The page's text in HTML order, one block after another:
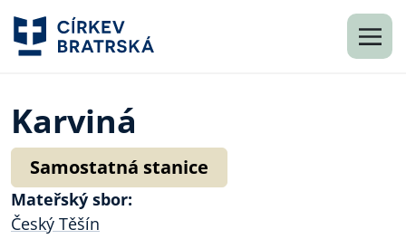
Karviná
Samostatná stanice
Mateřský sbor:
Český Těšín